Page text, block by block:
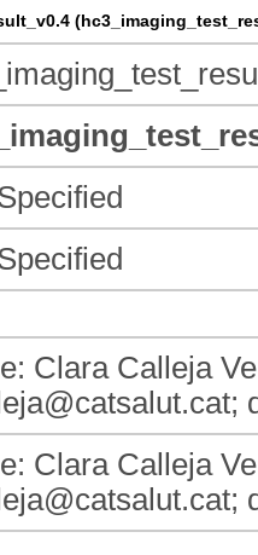
Clara Calleja
Clara Calleja